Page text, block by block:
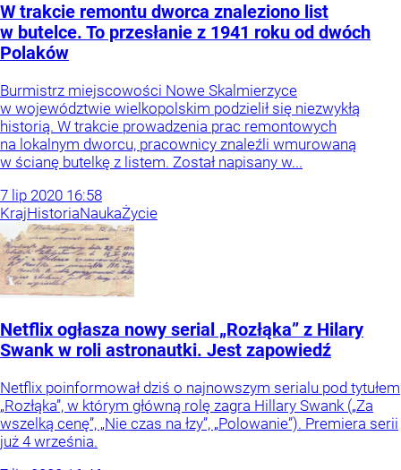
W trakcie remontu dworca znaleziono list
w butelce. To przesłanie z 1941 roku od dwóch
Polaków
Burmistrz miejscowości Nowe Skalmierzyce
w województwie wielkopolskim podzielił się niezwykłą
historią. W trakcie prowadzenia prac remontowych
na lokalnym dworcu, pracownicy znaleźli wmurowaną
w ścianę butelkę z listem. Został napisany w...
7 lip 2020 16:58
KrajHistoriaNaukaŻycie
Netflix ogłasza nowy serial „Rozłąka” z Hilary
Swank w roli astronautki. Jest zapowiedź
Netflix poinformował dziś o najnowszym serialu pod tytułem
„Rozłąka”, w którym główną rolę zagra Hillary Swank („Za
wszelką cenę”, „Nie czas na łzy”, „Polowanie”). Premiera serii
już 4 września.